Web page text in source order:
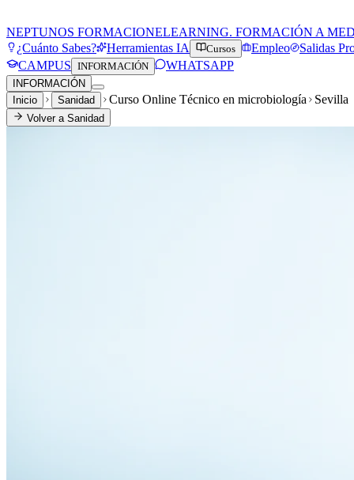
NEPTUNOS FORMACIONELEARNING. FORMACIÓN A
¿Cuánto Sabes?
Herramientas IA Cursos Empleo
Salidas
CAMPUS INFORMACIÓN WHATSAPP
INFORMACIÓN
Inicio
Sanidad Curso Online Técnico en microbiología Sevilla
Volver a Sanidad